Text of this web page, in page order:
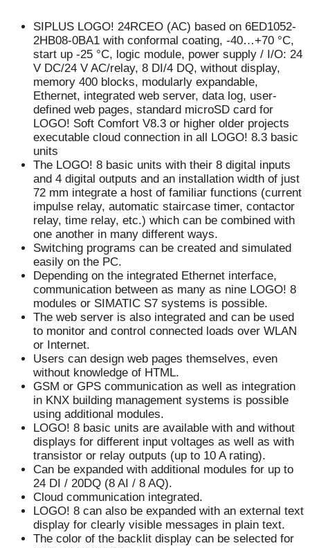
SIPLUS LOGO! 24RCEO (AC) based on 6ED1052-
2HB08-0BA1 with conformal coating, -40…+70 °C,
start up -25 °C, logic module, power supply / I/O: 24
V DC/24 V AC/relay, 8 DI/4 DQ, without display,
memory 400 blocks, modularly expandable,
Ethernet, integrated web server, data log, user-
defined web pages, standard microSD card for
LOGO! Soft Comfort V8.3 or higher older projects
executable cloud connection in all LOGO! 8.3 basic
units
The LOGO! 8 basic units with their 8 digital inputs
and 4 digital outputs and an installation width of just
72 mm integrate a host of familiar functions (current
impulse relay, automatic staircase timer, contactor
relay, time relay, etc.) which can be combined with
one another in many different ways.
Switching programs can be created and simulated
easily on the PC.
Depending on the integrated Ethernet interface,
communication between as many as nine LOGO! 8
modules or SIMATIC S7 systems is possible.
The web server is also integrated and can be used
to monitor and control connected loads over WLAN
or Internet.
Users can design web pages themselves, even
without knowledge of HTML.
GSM or GPS communication as well as integration
in KNX building management systems is possible
using additional modules.
LOGO! 8 basic units are available with and without
displays for different input voltages as well as with
transistor or relay outputs (up to 10 A rating).
Can be expanded with additional modules for up to
24 DI / 20DQ (8 AI / 8 AQ).
Cloud communication integrated.
LOGO! 8 can also be expanded with an external text
display for clearly visible messages in plain text.
The color of the backlit display can be selected for